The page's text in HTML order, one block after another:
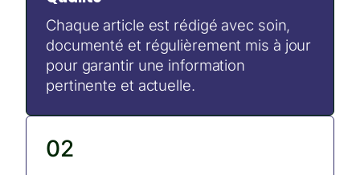
Chaque article est rédigé avec soin,
documenté et régulièrement mis à jour
pour garantir une information
pertinente et actuelle.
02